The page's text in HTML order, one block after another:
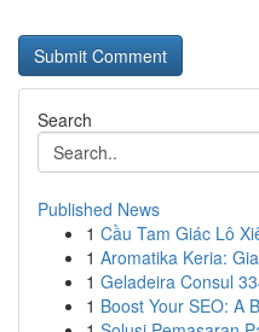
Search
Published News
1 Cầu Tam Giác Lô
1 Aromatika Keria:
1 Geladeira Consul
1 Boost Your SEO: A